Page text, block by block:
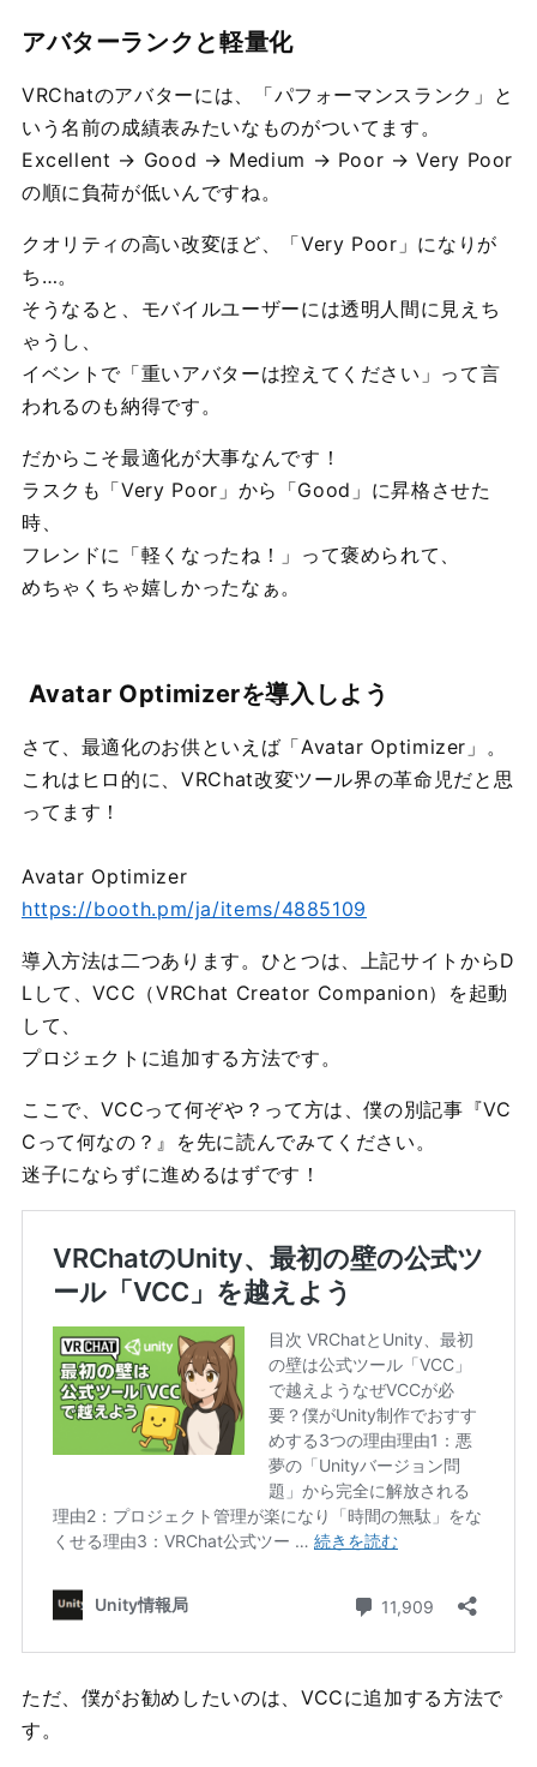
アバターランクと軽量化
VRChatのアバターには、「パフォーマンスランク」と
いう名前の成績表みたいなものがついてます。
Excellent → Good → Medium → Poor → Very Poor
の順に負荷が低いんですね。
クオリティの高い改変ほど、「Very Poor」になりが
ち…。
そうなると、モバイルユーザーには透明人間に見えち
ゃうし、
イベントで「重いアバターは控えてください」って言
われるのも納得です。
だからこそ最適化が大事なんです！
ラスクも「Very Poor」から「Good」に昇格させた
時、
フレンドに「軽くなったね！」って褒められて、
めちゃくちゃ嬉しかったなぁ。
Avatar Optimizerを導入しよう
さて、最適化のお供といえば「Avatar Optimizer」。
これはヒロ的に、VRChat改変ツール界の革命児だと思
ってます！
Avatar Optimizer
https://booth.pm/ja/items/4885109
導入方法は二つあります。ひとつは、上記サイトからD
Lして、VCC（VRChat Creator Companion）を起動
して、
プロジェクトに追加する方法です。
ここで、VCCって何ぞや？って方は、僕の別記事『VC
Cって何なの？』を先に読んでみてください。
迷子にならずに進めるはずです！
ただ、僕がお勧めしたいのは、VCCに追加する方法で
す。